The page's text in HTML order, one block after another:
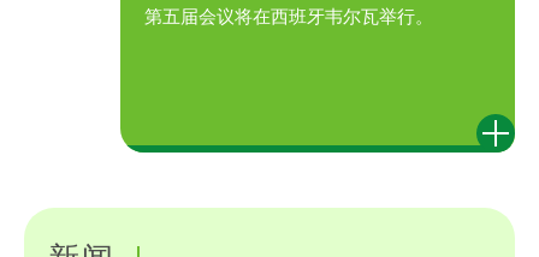
第五届会议将在西班牙韦尔瓦举行。